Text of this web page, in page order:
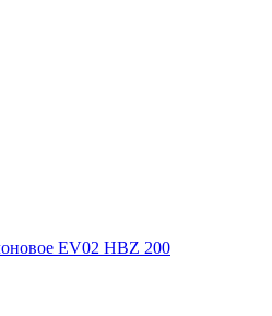
EV02 HBZ 200